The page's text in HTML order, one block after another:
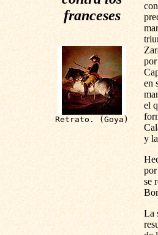
franceses
Retrato. (Goya)
en
el
y
se
La